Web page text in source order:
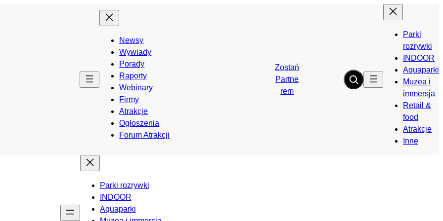
Newsy
Wywiady
Porady
Raporty
Webinary
Firmy
Atrakcje
Ogłoszenia
Forum Atrakcji
Zostań
Partne
rem
Parki
rozrywki
INDOOR
Aquaparki
Muzea i
immersja
Retail &
food
Atrakcje
Inne
Parki rozrywki
INDOOR
Aquaparki